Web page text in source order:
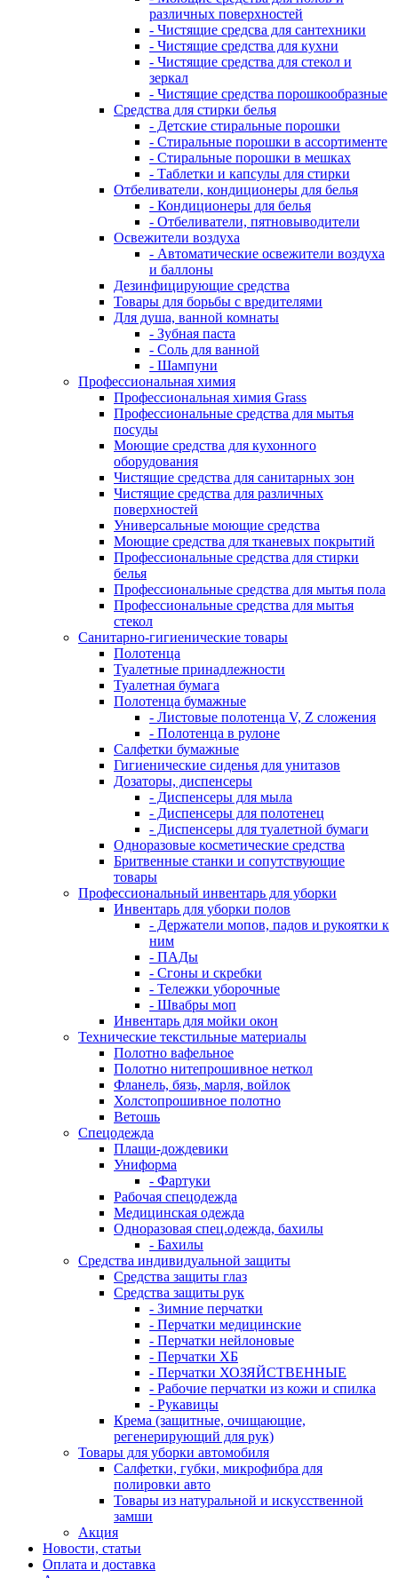
различных поверхностей
- Чистящие средсва для сантехники
- Чистящие средства для кухни
- Чистящие средства для стекол и
зеркал
- Чистящие средства порошкообразные
Средства для стирки белья
- Детские стиральные порошки
- Стиральные порошки в ассортименте
- Стиральные порошки в мешках
- Таблетки и капсулы для стирки
Отбеливатели, кондиционеры для белья
- Кондиционеры для белья
- Отбеливатели, пятновыводители
Освежители воздуха
- Автоматические освежители воздуха
и баллоны
Дезинфицирующие средства
Товары для борьбы с вредителями
Для душа, ванной комнаты
- Зубная паста
- Соль для ванной
- Шампуни
Профессиональная химия
Профессиональная химия Grass
Профессиональные средства для мытья
посуды
Моющие средства для кухонного
оборудования
Чистящие средства для санитарных зон
Чистящие средства для различных
поверхностей
Универсальные моющие средства
Моющие средства для тканевых покрытий
Профессиональные средства для стирки
белья
Профессиональные средства для мытья пола
Профессиональные средства для мытья
стекол
Санитарно-гигиенические товары
Полотенца
Туалетные принадлежности
Туалетная бумага
Полотенца бумажные
- Листовые полотенца V, Z сложения
- Полотенца в рулоне
Салфетки бумажные
Гигиенические сиденья для унитазов
Дозаторы, диспенсеры
- Диспенсеры для мыла
- Диспенсеры для полотенец
- Диспенсеры для туалетной бумаги
Одноразовые косметические средства
Бритвенные станки и сопутствующие
товары
Профессиональный инвентарь для уборки
Инвентарь для уборки полов
- Держатели мопов, падов и рукоятки к
ним
- ПАДы
- Сгоны и скребки
- Тележки уборочные
- Швабры моп
Инвентарь для мойки окон
Технические текстильные материалы
Полотно вафельное
Полотно нитепрошивное неткол
Фланель, бязь, марля, войлок
Холстопрошивное полотно
Ветошь
Спецодежда
Плащи-дождевики
Униформа
- Фартуки
Рабочая спецодежда
Медицинская одежда
Одноразовая спец.одежда, бахилы
- Бахилы
Средства индивидуальной защиты
Средства защиты глаз
Средства защиты рук
- Зимние перчатки
- Перчатки медицинские
- Перчатки нейлоновые
- Перчатки ХБ
- Перчатки ХОЗЯЙСТВЕННЫЕ
- Рабочие перчатки из кожи и спилка
- Рукавицы
Крема (защитные, очищающие,
регенерирующий для рук)
Товары для уборки автомобиля
Салфетки, губки, микрофибра для
полировки авто
Товары из натуральной и искусственной
замши
Акция
Новости, статьи
Оплата и доставка